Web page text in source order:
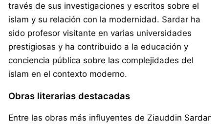
través de sus investigaciones y escritos sobre el
islam y su relación con la modernidad. Sardar ha
sido profesor visitante en varias universidades
prestigiosas y ha contribuido a la educación y
conciencia pública sobre las complejidades del
islam en el contexto moderno.
Obras literarias destacadas
Entre las obras más influyentes de Ziauddin Sardar